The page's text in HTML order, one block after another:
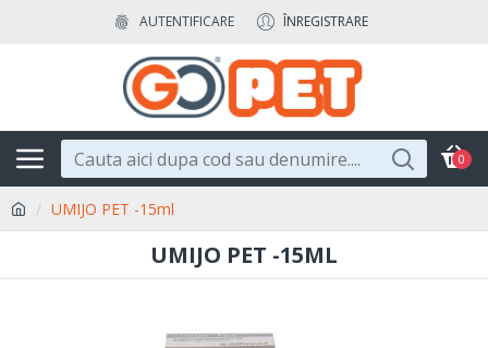
AUTENTIFICARE ÎNREGISTRARE
0
UMIJO PET -15ml
UMIJO PET -15ML